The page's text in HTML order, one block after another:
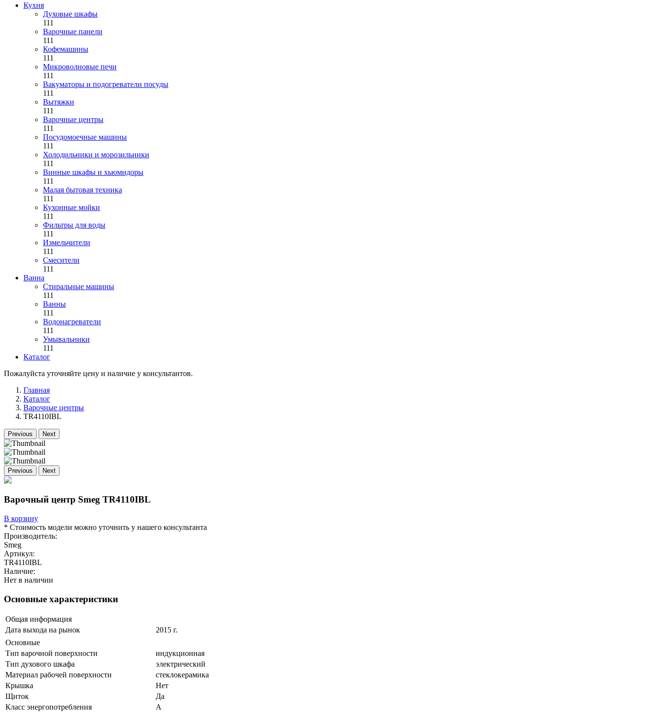
Кухня
Духовые шкафы
111
Варочные панели
111
Кофемашины
111
Микроволновые печи
111
Вакуматоры и подогреватели посуды
111
Вытяжки
111
Варочные центры
111
Посудомоечные машины
111
Холодильники и морозильники
111
Винные шкафы и хьюмидоры
111
Малая бытовая техника
111
Кухонные мойки
111
Фильтры для воды
111
Измельчители
111
Смесители
111
Ванна
Стиральные машины
111
Ванны
111
Водонагреватели
111
Умывальники
111
Каталог
Пожалуйста уточняйте цену и наличие у консультантов.
Главная
Каталог
Варочные центры
TR4110IBL
Previous Next
Previous Next
Варочный центр Smeg TR4110IBL
В корзину
* Стоимость модели можно уточнить у нашего консультанта
Производитель:
Smeg
Артикул:
TR4110IBL
Наличие:
Нет в наличии
Основные характеристики
Общая информация
Дата выхода на рынок
2015 г.
Основные
Тип варочной поверхности
индукционная
Тип духового шкафа
электрический
Материал рабочей поверхности
cтеклокерамика
Крышка
Нет
Щиток
Да
Класс энергопотребления
A